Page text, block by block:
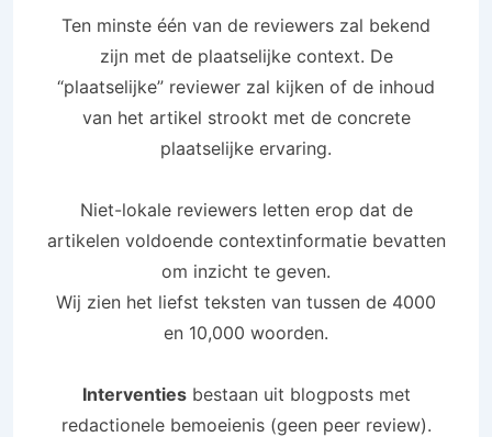
Ten minste één van de reviewers zal bekend
zijn met de plaatselijke context. De
“plaatselijke” reviewer zal kijken of de inhoud
van het artikel strookt met de concrete
plaatselijke ervaring.
Niet-lokale reviewers letten erop dat de
artikelen voldoende contextinformatie bevatten
om inzicht te geven.
Wij zien het liefst teksten van tussen de 4000
en 10,000 woorden.
Interventiesbestaan uit blogposts met
redactionele bemoeienis (geen peer review).